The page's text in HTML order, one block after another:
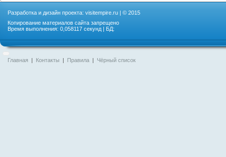
Разработка и дизайн проекта: visitempire.ru | © 2015
Копирование материалов сайта запрещено
Время выполнения: 0,058117 секунд | БД:
Главная | Контакты | Правила | Чёрный список